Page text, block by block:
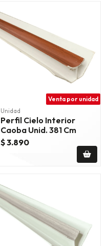
Venta por unidad
Unidad
Perfil Cielo Interior
Caoba Unid. 381 Cm
$ 3.890